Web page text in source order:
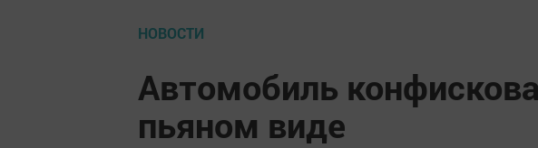
НОВОСТИ
Автомобиль
пьяном виде